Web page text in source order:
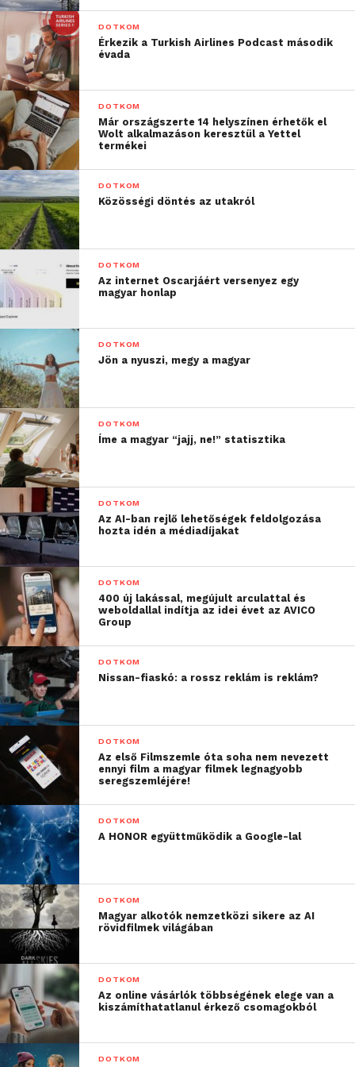
Magyarországon, a cég szakemberei elvégezték az
ELMŰ-ÉMÁSZ által kért típus- és speciális
vizsgálatokat: a rövidzárlati próbát,
melegedésvizsgálatot, lökőfeszültségvizsgálatot és a
zajszint mérést.
Domonkos Dénes, az ABB Kft. értékesítő
szakmérnöke elmondta: „Az ABB oszlop-
transzformátorai számos olyan termékelőnnyel
rendelkeznek, amelyek az áramszolgáltatók számára
jelentős megtakarítást és hatékonyabb működést
eredményeznek. A piacon jelenleg ez az egyetlen
termék, amely burkolat nélkül szabadtéren
telepíthető. Mivel a hagyományos oszlop-
transzformátorokkal szemben nem tartalmaz
szigetelőolajat, így biztonságot jelent azokkal
szemben, akik az olaj kinyerése miatt megrongálnák
a transzformátort. Mivel a tekercsek műgyantába
öntöttek, így jóval nagyobb munkát igényel a réz,
vagy alumínium kinyerése is.”
Az ABB oszloptranszformátok nem tartalmaznak
éghető anyagot, ezért biztonsággal telepíthetők
olyan területeken is, ahol egy esetleges olajfolyás
súlyos károkat okozna, például élővízhez közel,
környezetvédelmi területen, vagy éppen erdővel
borított területen. Környezetvédelmi előnye még az
olajtrafókkal szemben, hogy jóval nagyobb
korrózióállósága.
DOTKOM
Érkezik a Turkish Airlines Podcast második
évada
DOTKOM
Már országszerte 14 helyszínen érhetők el
Wolt alkalmazáson keresztül a Yettel
termékei
DOTKOM
Közösségi döntés az utakról
DOTKOM
Az internet Oscarjáért versenyez egy
magyar honlap
DOTKOM
Jön a nyuszi, megy a magyar
DOTKOM
Íme a magyar “jajj, ne!” statisztika
DOTKOM
Az AI-ban rejlő lehetőségek feldolgozása
hozta idén a médiadíjakat
DOTKOM
400 új lakással, megújult arculattal és
weboldallal indítja az idei évet az AVICO
Group
DOTKOM
Nissan-fiaskó: a rossz reklám is reklám?
DOTKOM
Az első Filmszemle óta soha nem nevezett
ennyi film a magyar filmek legnagyobb
seregszemléjére!
DOTKOM
A HONOR együttműködik a Google-lal
DOTKOM
Magyar alkotók nemzetközi sikere az AI
rövidfilmek világában
DOTKOM
Az online vásárlók többségének elege van a
kiszámíthatatlanul érkező csomagokból
DOTKOM